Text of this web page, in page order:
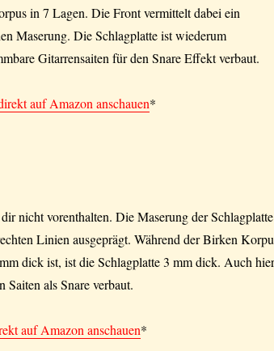
in 7 Lagen. Die Front vermittelt dabei ein
Maserung. Die Schlagplatte ist wiederum
Gitarrensaiten für den Snare Effekt verbaut.
auf Amazon anschauen*
nicht vorenthalten. Die Maserung der Schlagplatte
Linien ausgeprägt. Während der Birken
dick ist, ist die Schlagplatte 3 mm dick. Auch hier
als Snare verbaut.
auf Amazon anschauen*